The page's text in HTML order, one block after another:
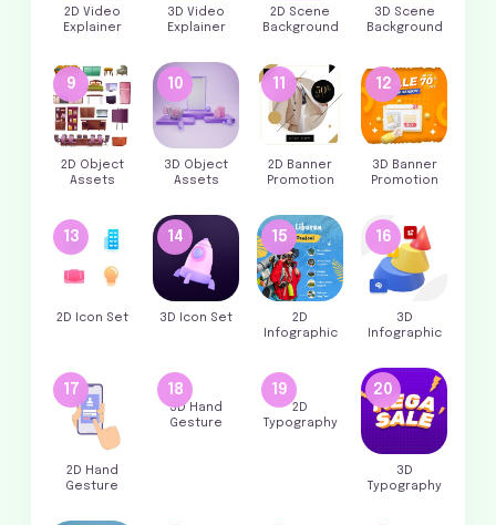
2D Video
Explainer
3D Video
Explainer
2D Scene
Background
3D Scene
Background
9
2D Object
Assets
10
3D Object
Assets
11
2D Banner
Promotion
12
3D Banner
Promotion
13
2D Icon Set
14
3D Icon Set
15
2D
Infographic
16
3D
Infographic
17
2D Hand
Gesture
18
3D Hand
Gesture
19
2D
Typography
20
3D
Typography